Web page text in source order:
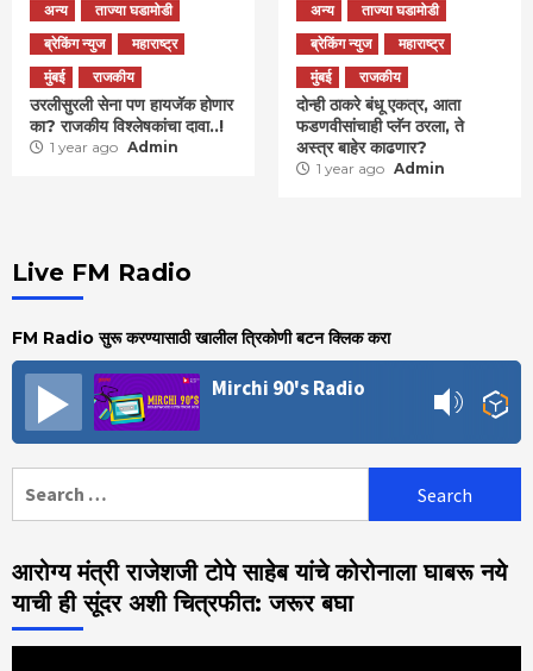
अन्य
ताज्या घडामोडी
ब्रेकिंग न्युज
महाराष्ट्र
मुंबई
राजकीय
उरलीसुरली सेना पण हायजॅक होणार
का? राजकीय विश्लेषकांचा दावा..!
1 year ago Admin
अन्य
ताज्या घडामोडी
ब्रेकिंग न्युज
महाराष्ट्र
मुंबई
राजकीय
दोन्ही ठाकरे बंधू एकत्र, आता
फडणवीसांचाही प्लॅन ठरला, ते
अस्त्र बाहेर काढणार?
1 year ago Admin
Live FM Radio
FM Radio सुरू करण्यासाठी खालील त्रिकोणी बटन क्लिक करा
Mirchi 90's Radio
आरोग्य मंत्री राजेशजी टोपे साहेब यांचे कोरोनाला घाबरू नये
याची ही सूंदर अशी चित्रफीत: जरूर बघा